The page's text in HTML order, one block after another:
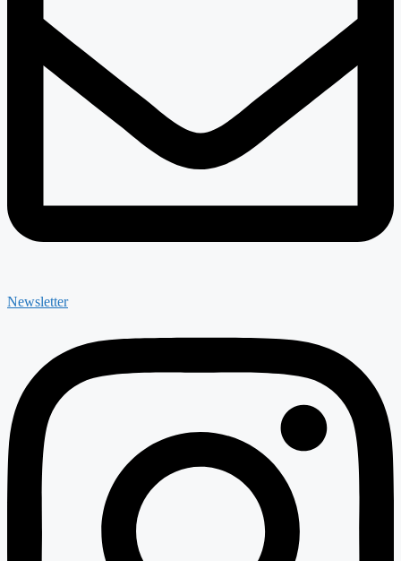
Newsletter